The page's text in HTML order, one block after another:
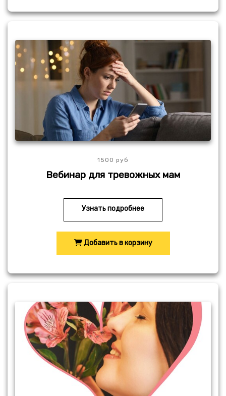
1500 руб
Вебинар для тревожных мам
Узнать подробнее
Добавить в корзину